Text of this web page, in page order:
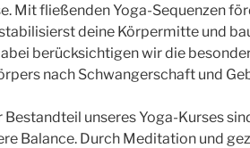
Mit fließenden Yoga-Sequenzen
deine Körpermitte und
berücksichtigen wir die
nach Schwangerschaft und
unseres Yoga-Kurses
Balance. Durch Meditation und